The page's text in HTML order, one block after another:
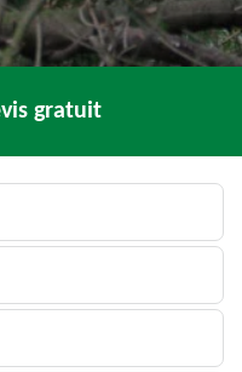
gratuit